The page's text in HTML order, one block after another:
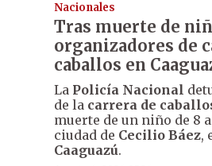
Nacionales
Tras muerte de
organizadores de
caballos en
La Policía Nacional
de la carrera de
muerte de un niño de 8
ciudad de Cecilio Báez,
Caaguazú.